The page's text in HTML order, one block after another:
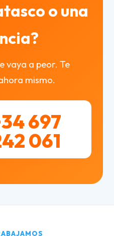
o una
vaya a peor. Te
mismo.
697
061